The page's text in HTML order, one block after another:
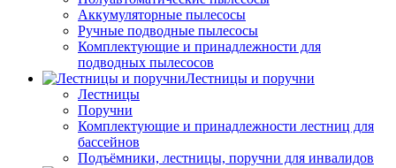
Аккумуляторные пылесосы
Ручные подводные пылесосы
Комплектующие и принадлежности для
подводных пылесосов
Лестницы и поручни
Лестницы
Поручни
Комплектующие и принадлежности лестниц для
бассейнов
Подъёмники, лестницы, поручни для инвалидов